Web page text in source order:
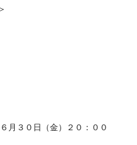
＞
３０日（金）２０：００